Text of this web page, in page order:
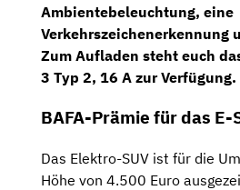
Ambientebeleuchtung, eine
Verkehrszeichenerkennung
Zum Aufladen steht euch
3 Typ 2, 16 A zur Verfügung.
BAFA-Prämie für das E-
Das Elektro-SUV ist für die
Höhe von 4.500 Euro